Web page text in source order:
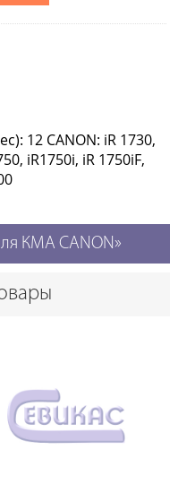
12 CANON: iR 1730,
iR1750i, iR 1750iF,
КМА CANON»